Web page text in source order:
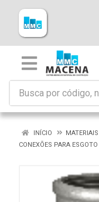
INÍCIO
CONEXÕES PARA ESGOTO